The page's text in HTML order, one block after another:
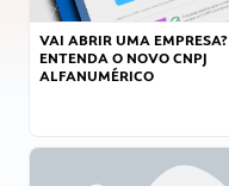
VAI ABRIR UMA EMPRESA?
ENTENDA O NOVO CNPJ
ALFANUMÉRICO